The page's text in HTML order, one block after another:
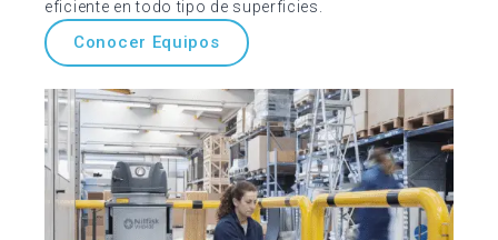
eficiente en todo tipo de superficies.
Conocer Equipos